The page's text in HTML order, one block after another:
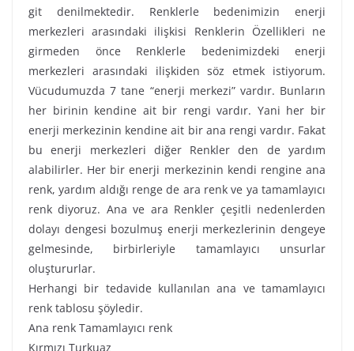
git denilmektedir. Renklerle bedenimizin enerji
merkezleri arasındaki ilişkisi Renklerin Özellikleri ne
girmeden önce Renklerle bedenimizdeki enerji
merkezleri arasındaki ilişkiden söz etmek istiyorum.
Vücudumuzda 7 tane “enerji merkezi” vardır. Bunların
her birinin kendine ait bir rengi vardır. Yani her bir
enerji merkezinin kendine ait bir ana rengi vardır. Fakat
bu enerji merkezleri diğer Renkler den de yardım
alabilirler. Her bir enerji merkezinin kendi rengine ana
renk, yardım aldığı renge de ara renk ve ya tamamlayıcı
renk diyoruz. Ana ve ara Renkler çeşitli nedenlerden
dolayı dengesi bozulmuş enerji merkezlerinin dengeye
gelmesinde, birbirleriyle tamamlayıcı unsurlar
oluştururlar.
Herhangi bir tedavide kullanılan ana ve tamamlayıcı
renk tablosu şöyledir.
Ana renk Tamamlayıcı renk
Kırmızı Turkuaz